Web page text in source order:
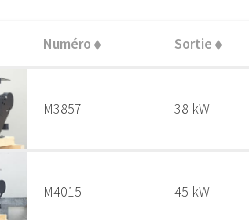
Numéro Sortie
M3857 38 kW
M4015 45 kW